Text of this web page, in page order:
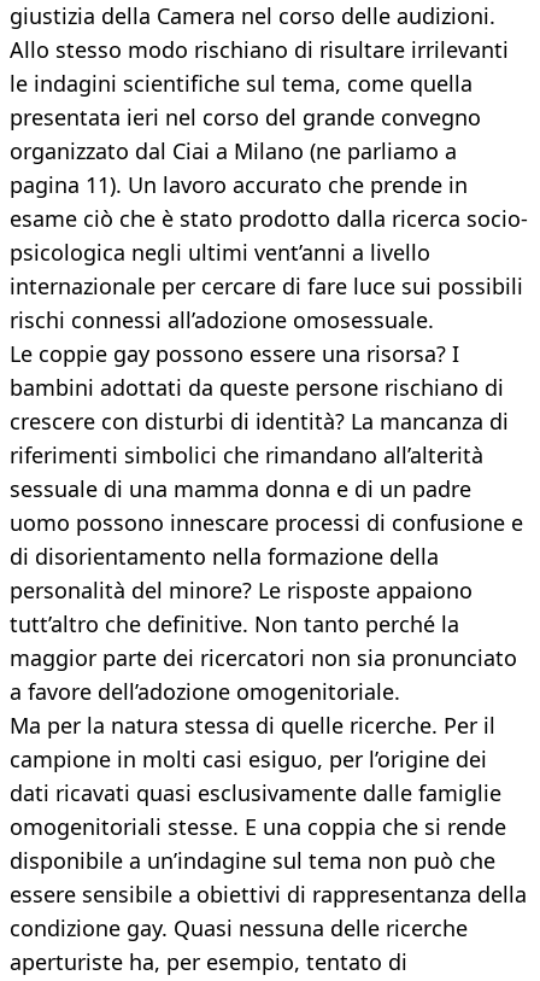
giustizia della Camera nel corso delle audizioni.
Allo stesso modo rischiano di risultare irrilevanti
le indagini scientifiche sul tema, come quella
presentata ieri nel corso del grande convegno
organizzato dal Ciai a Milano (ne parliamo a
pagina 11). Un lavoro accurato che prende in
esame ciò che è stato prodotto dalla ricerca socio-
psicologica negli ultimi vent’anni a livello
internazionale per cercare di fare luce sui possibili
rischi connessi all’adozione omosessuale.
Le coppie gay possono essere una risorsa? I
bambini adottati da queste persone rischiano di
crescere con disturbi di identità? La mancanza di
riferimenti simbolici che rimandano all’alterità
sessuale di una mamma donna e di un padre
uomo possono innescare processi di confusione e
di disorientamento nella formazione della
personalità del minore? Le risposte appaiono
tutt’altro che definitive. Non tanto perché la
maggior parte dei ricercatori non sia pronunciato
a favore dell’adozione omogenitoriale.
Ma per la natura stessa di quelle ricerche. Per il
campione in molti casi esiguo, per l’origine dei
dati ricavati quasi esclusivamente dalle famiglie
omogenitoriali stesse. E una coppia che si rende
disponibile a un’indagine sul tema non può che
essere sensibile a obiettivi di rappresentanza della
condizione gay. Quasi nessuna delle ricerche
aperturiste ha, per esempio, tentato di